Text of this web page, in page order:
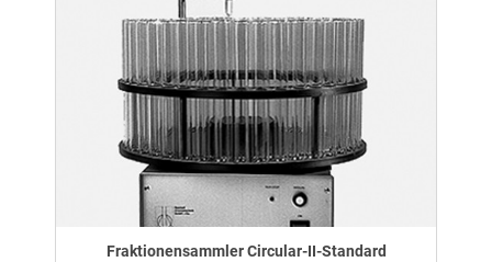
Fraktionensammler Circular-II-Standard